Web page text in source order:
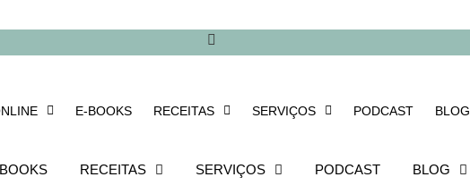
E-BOOKS RECEITAS SERVIÇOS PODCAST BLOG
RECEITAS SERVIÇOS PODCAST BLOG